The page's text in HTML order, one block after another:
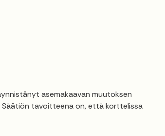
asemakaavan muutoksen
Säätiön tavoitteena on, että korttelissa